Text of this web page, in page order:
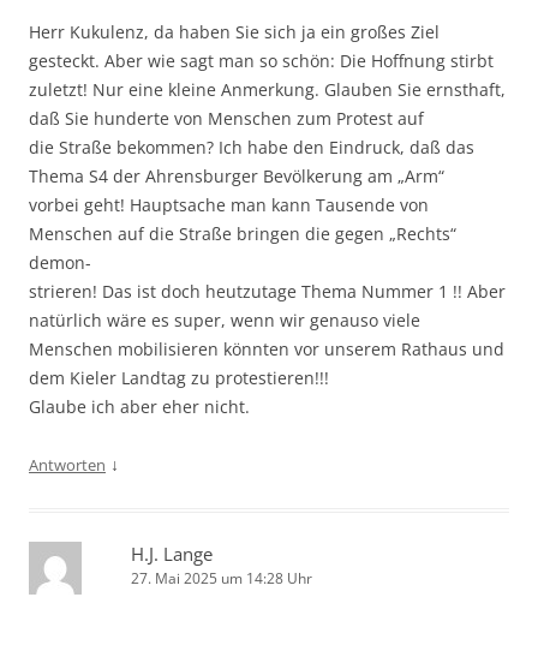
Herr Kukulenz, da haben Sie sich ja ein großes Ziel
gesteckt. Aber wie sagt man so schön: Die Hoffnung stirbt
zuletzt! Nur eine kleine Anmerkung. Glauben Sie ernsthaft,
daß Sie hunderte von Menschen zum Protest auf
die Straße bekommen? Ich habe den Eindruck, daß das
Thema S4 der Ahrensburger Bevölkerung am „Arm“
vorbei geht! Hauptsache man kann Tausende von
Menschen auf die Straße bringen die gegen „Rechts“
demon-
strieren! Das ist doch heutzutage Thema Nummer 1 !! Aber
natürlich wäre es super, wenn wir genauso viele
Menschen mobilisieren könnten vor unserem Rathaus und
dem Kieler Landtag zu protestieren!!!
Glaube ich aber eher nicht.
Antworten ↓
H.J. Lange
27. Mai 2025 um 14:28 Uhr